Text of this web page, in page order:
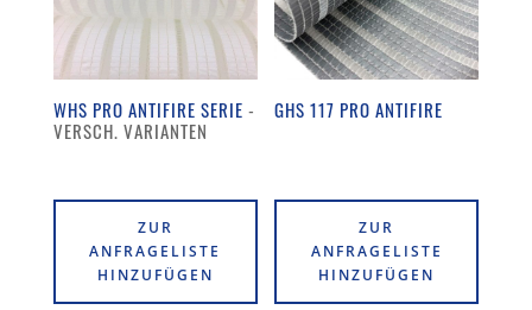
WHS PRO ANTIFIRE SERIE
ZUR
ANFRAGELISTE
HINZUFÜGEN
GHS 117 PRO ANTIFIRE
ZUR
ANFRAGELISTE
HINZUFÜGEN